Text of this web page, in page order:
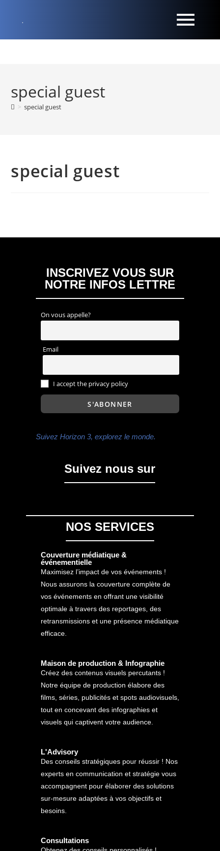
special guest
> special guest
special guest
INSCRIVEZ VOUS SUR
NOTRE INFOS LETTRE
On vous appelle?
Email
I accept the privacy policy
Suivez Horizon 3, explorez le monde.
Suivez nous sur
NOS SERVICES
Couverture médiatique &
événementielle
Maximisez l’impact de vos événements !
Nous assurons la couverture complète de
vos événements en offrant une visibilité
optimale à travers des reportages, des
retransmissions et une présence médiatique
efficace.
Maison de production & Infographie
Créez des contenus visuels percutants !
Notre équipe de production élabore des
films, séries, publicités et spots audiovisuels,
tout en concevant des infographies et
visuels qui captivent votre audience.
L'Advisory
Des conseils stratégiques pour réussir ! Nos
experts en communication et stratégie vous
accompagnent pour élaborer des solutions
sur-mesure adaptées à vos objectifs et
besoins.
Consultations